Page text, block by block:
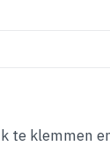
te klemmen